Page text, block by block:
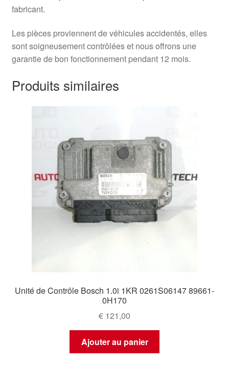
fabricant.
Les pièces proviennent de véhicules accidentés, elles
sont soigneusement contrôlées et nous offrons une
garantie de bon fonctionnement pendant 12 mois.
Produits similaires
Unité de Contrôle Bosch 1.0i 1KR 0261S06147 89661-
0H170
€ 121,00
Ajouter au panier